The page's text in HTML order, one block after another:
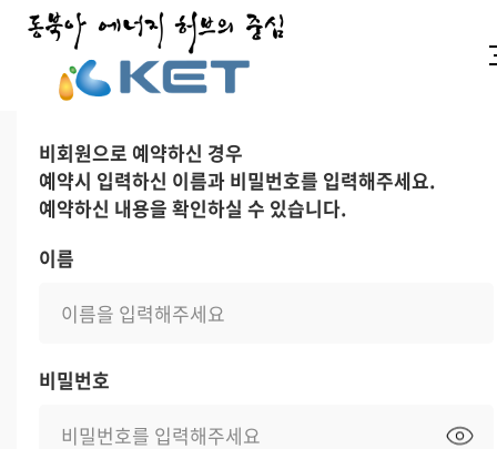
비회원 로그인
비회원으로 예약하신 경우
예약시 입력하신 이름과 비밀번호를 입력해주세요.
예약하신 내용을 확인하실 수 있습니다.
이름
비밀번호